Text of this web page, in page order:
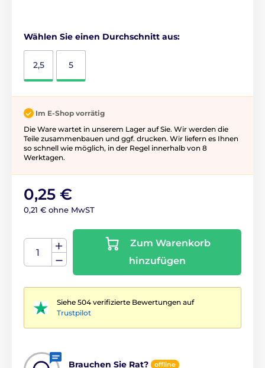
Wählen Sie einen Durchschnitt aus:
2,5 5
Im E-Shop vorrätig
Die Ware wartet in unserem Lager auf Sie. Wir werden die
Teile zusammenbauen und ggf. drucken. Wir liefern es Ihnen
so schnell wie möglich, in der Regel innerhalb von 8
Werktagen.
0,25 €
0,21 € ohne MwST
Zum Warenkorb
hinzufügen
Siehe 504 verifizierte Bewertungen auf
Trustpilot
Brauchen Sie Rat? offline